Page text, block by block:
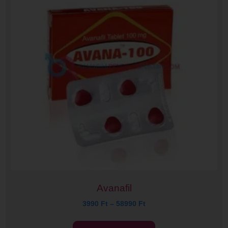
Avanafil
3990 Ft – 58990 Ft